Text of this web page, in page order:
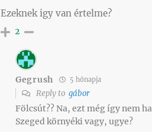
Ezeknek igy van értelme?
2
Gegrush 5 hónapja
Reply to gábor
Fölcsút?? Na, ezt még így nem
Szeged környéki vagy, ugye?